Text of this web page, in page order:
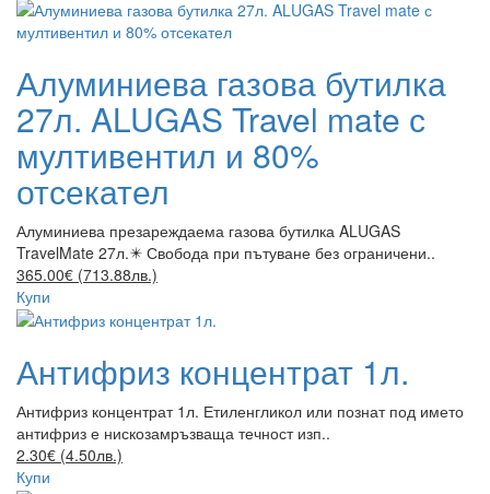
Алуминиева газова бутилка
27л. ALUGAS Travel mate с
мултивентил и 80%
отсекател
Алуминиева презареждаема газова бутилка ALUGAS
TravelMate 27л.✴️ Свобода при пътуване без ограничени..
365.00€ (713.88лв.)
Купи
Антифриз концентрат 1л.
Антифриз концентрат 1л. Етиленгликол или познат под името
антифриз е нискозамръзваща течност изп..
2.30€ (4.50лв.)
Купи